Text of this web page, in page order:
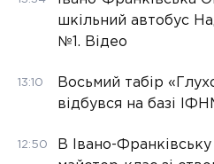
шкільний автобус
№1. Відео
13:10
Восьмий табір
відбувся на базі
12:50
В Івано-Франківську